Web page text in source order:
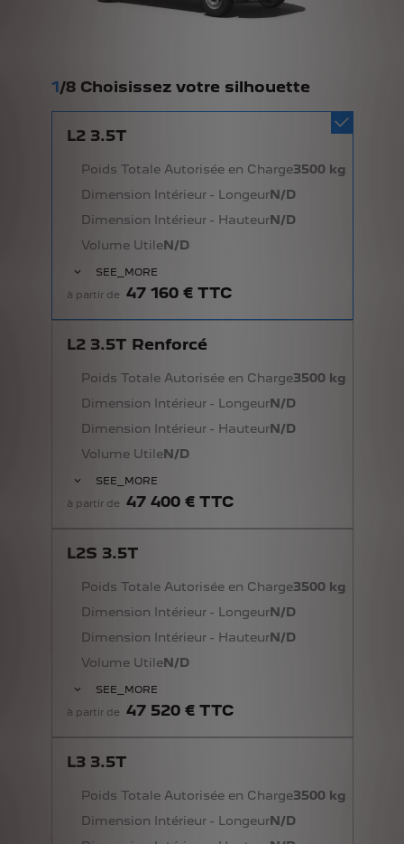
1/8 Choisissez votre silhouette
L2 3.5T
Poids Totale Autorisée en Charge3500 kg
Dimension Intérieur - LongeurN/D
Dimension Intérieur - HauteurN/D
Volume UtileN/D
SEE_MORE
à partir de 47 160 € TTC
L2 3.5T Renforcé
Poids Totale Autorisée en Charge3500 kg
Dimension Intérieur - LongeurN/D
Dimension Intérieur - HauteurN/D
Volume UtileN/D
SEE_MORE
à partir de 47 400 € TTC
L2S 3.5T
Poids Totale Autorisée en Charge3500 kg
Dimension Intérieur - LongeurN/D
Dimension Intérieur - HauteurN/D
Volume UtileN/D
SEE_MORE
à partir de 47 520 € TTC
L3 3.5T
Poids Totale Autorisée en Charge3500 kg
Dimension Intérieur - LongeurN/D